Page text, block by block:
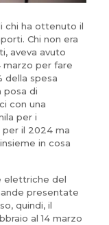
chi ha ottenuto il
Chi non era
aveva avuto
marzo per fare
della spesa
posa di
con una
per i
per il 2024 ma
in cosa
elettriche del
presentate
quindi, il
al 14 marzo